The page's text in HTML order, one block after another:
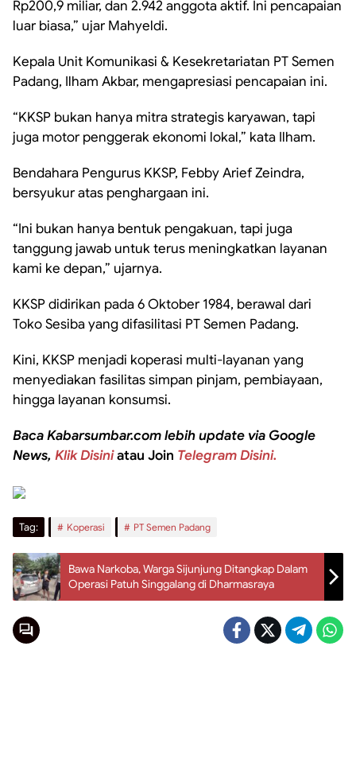
Rp200,9 miliar, dan 2.942 anggota aktif. Ini pencapaian
luar biasa,” ujar Mahyeldi.
Kepala Unit Komunikasi & Kesekretariatan PT Semen
Padang, Ilham Akbar, mengapresiasi pencapaian ini.
“KKSP bukan hanya mitra strategis karyawan, tapi
juga motor penggerak ekonomi lokal,” kata Ilham.
Bendahara Pengurus KKSP, Febby Arief Zeindra,
bersyukur atas penghargaan ini.
“Ini bukan hanya bentuk pengakuan, tapi juga
tanggung jawab untuk terus meningkatkan layanan
kami ke depan,” ujarnya.
KKSP didirikan pada 6 Oktober 1984, berawal dari
Toko Sesiba yang difasilitasi PT Semen Padang.
Kini, KKSP menjadi koperasi multi-layanan yang
menyediakan fasilitas simpan pinjam, pembiayaan,
hingga layanan konsumsi.
Baca Kabarsumbar.com lebih update via Google
News, Klik Disiniatau Join Telegram Disini.
Tag: Koperasi PT Semen Padang
Bawa Narkoba, Warga Sijunjung Ditangkap Dalam
Operasi Patuh Singgalang di Dharmasraya